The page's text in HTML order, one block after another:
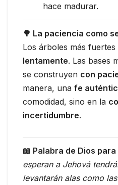
hace madurar.
🌳 La paciencia como
Los árboles más fuertes
lentamente. Las bases
se construyen con
manera, una fe
comodidad, sino en la
incertidumbre.
📖 Palabra de Dios
esperan a Jehová
levantarán alas como